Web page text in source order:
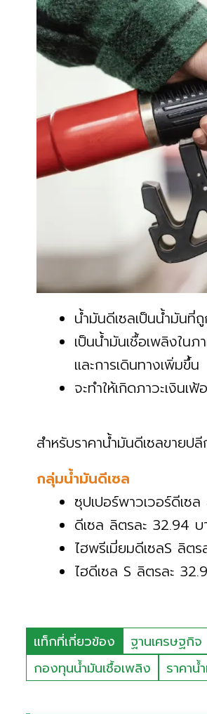
น้ำมันดีเซลเป็นน้ำมันที่
เป็นน้ำมันเชื้อเพลิงใน
และการเดินทางเพิ่มขึ้น
จะทำให้เกิดภาวะเงิน
สำหรับราคาน้ำมันดีเซลขาย
กลุ่มน้ำมันดีเซล
ซุปเปอร์พาวเวอร์ดีเซ
ดีเซล ลิตรละ 32.94 บ
ไฮพรีเมี่ยมดีเซลS ลิต
ไฮดีเซล S ลิตรละ
แท็กที่เกี่ยวข้อง ฐานเศรษฐกิจ
กองทุนน้ำมันเชื้อเพลิง
ราคาน้